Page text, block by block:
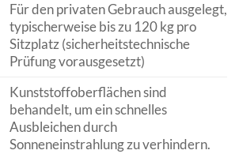
Für den privaten Gebrauch ausgelegt,
typischerweise bis zu 120 kg pro
Sitzplatz (sicherheitstechnische
Prüfung vorausgesetzt)
Kunststoffoberflächen sind
behandelt, um ein schnelles
Ausbleichen durch
Sonneneinstrahlung zu verhindern.